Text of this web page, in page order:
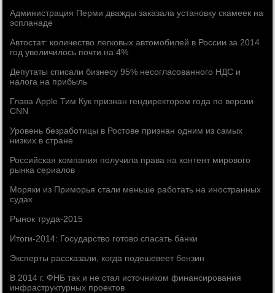
Администрация Перми дважды заказала установку скамеек на
эспланаде
Автостат: количество легковых автомобилей в России за 2014
год увеличилось почти на 4%
Депутаты списали бизнесу 95% несогласованного НДС и
налога на прибыль
Глава Apple Тим Кук признан гендиректором года по версии
CNN
Уровень безработицы в Ростове признан одним из самых
низких в стране
Российская компания получила права на контент мирового
рынка сериалов
Моряки из Приморья стали меньше работать на иностранных
судах
Рынок труда-2015
Итоги-2014: Государство готово спасать банки
Эксперты рассказали, когда подешевеет бензин
В 2014 г. ФНБ так и не стал источником финансирования
инфраструктурных проектов